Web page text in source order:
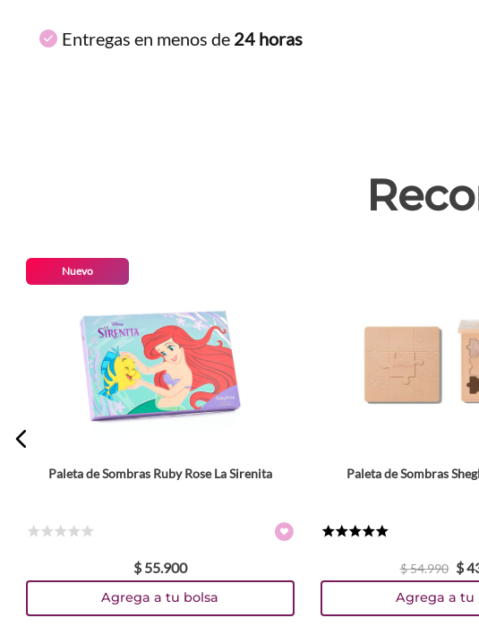
Entregas en menos de 24 horas
Nuevo
Paleta de Sombras Ruby Rose La Sirenita
$ 55.900
Agrega a tu bolsa
Tamaño
Paleta de Sombras
$54.990 $
Agrega a tu